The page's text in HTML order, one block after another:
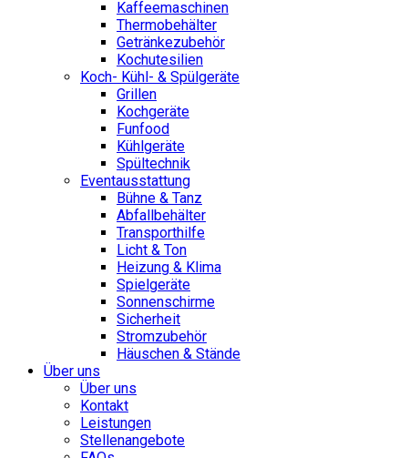
Kaffeemaschinen
Thermobehälter
Getränkezubehör
Kochutesilien
Koch- Kühl- & Spülgeräte
Grillen
Kochgeräte
Funfood
Kühlgeräte
Spültechnik
Eventausstattung
Bühne & Tanz
Abfallbehälter
Transporthilfe
Licht & Ton
Heizung & Klima
Spielgeräte
Sonnenschirme
Sicherheit
Stromzubehör
Häuschen & Stände
Über uns
Über uns
Kontakt
Leistungen
Stellenangebote